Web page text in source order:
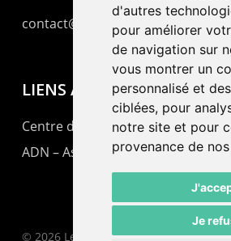
d'autres
pour améliorer
de navigation sur
vous montrer un
personnalisé et
ciblées, pour
notre site et pour
provenance de
Je
contact@lepommier.ch
LIENS AMIS
Centre de culture ABC
ADN – Association Danse
© 2026 Le Pommier.